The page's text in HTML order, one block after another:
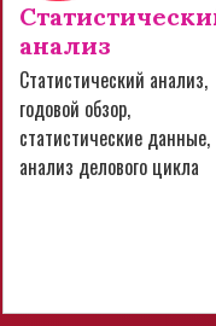
анализ
Статистический анализ,
годовой обзор,
статистические данные,
анализ делового цикла